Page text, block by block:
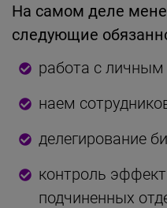
На самом деле
следующие
работа с личным
наем
делегирование
контроль
подчиненных